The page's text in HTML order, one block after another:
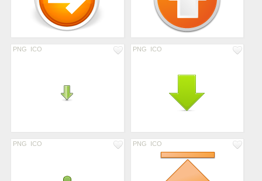
PNG ICO PNG ICO
PNG ICO PNG ICO